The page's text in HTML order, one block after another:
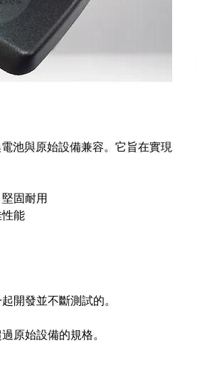
池與原始設備兼容。它旨在實現
固耐用
能
開發並不斷測試的。
原始設備的規格。